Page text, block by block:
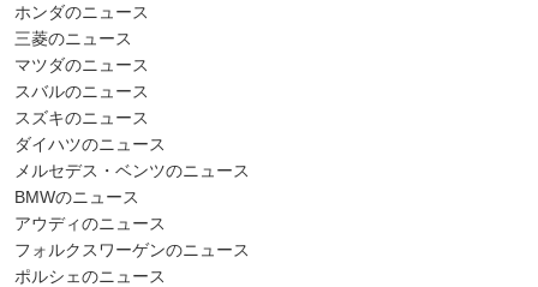
ホンダのニュース
三菱のニュース
マツダのニュース
スバルのニュース
スズキのニュース
ダイハツのニュース
メルセデス・ベンツのニュース
BMWのニュース
アウディのニュース
フォルクスワーゲンのニュース
ポルシェのニュース